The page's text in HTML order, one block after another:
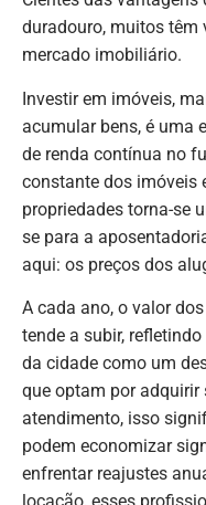
duradouro, muitos têm
mercado imobiliário.
Investir em imóveis,
acumular bens, é uma
de renda contínua no
constante dos imóveis
propriedades torna-se
se para a
aqui: os preços dos
A cada ano, o valor
tende a subir,
da cidade como um
que optam por adquirir
atendimento, isso
podem economizar
enfrentar reajustes